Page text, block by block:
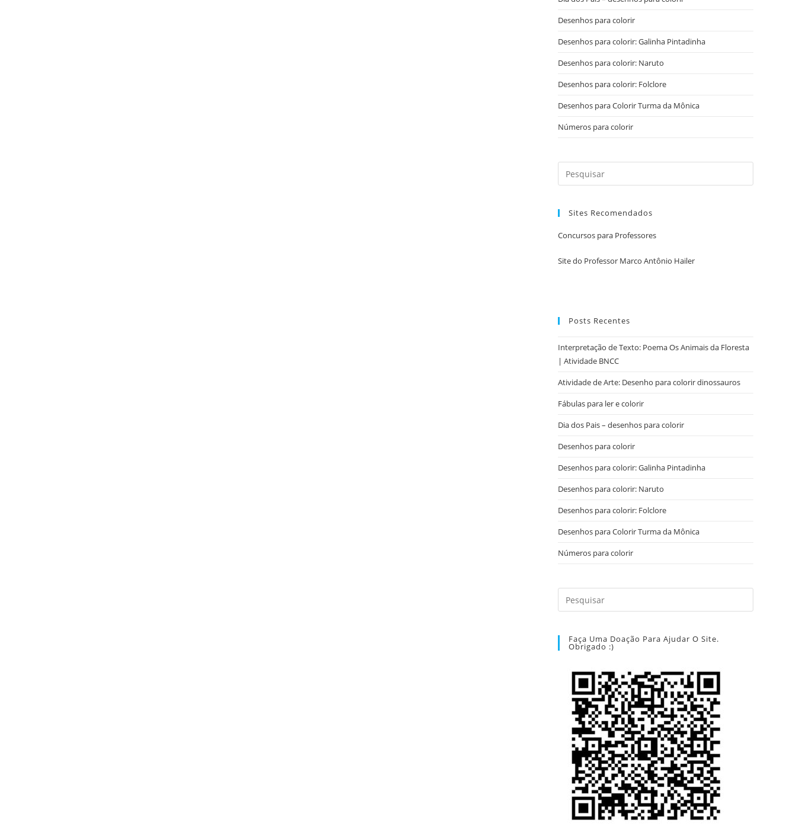
Desenhos para colorir
Desenhos para colorir: Galinha Pintadinha
Desenhos para colorir: Naruto
Desenhos para colorir: Folclore
Desenhos para Colorir Turma da Mônica
Números para colorir
Sites Recomendados
Concursos para Professores
Site do Professor Marco Antônio Hailer
Posts Recentes
Interpretação de Texto: Poema Os Animais da Floresta
| Atividade BNCC
Atividade de Arte: Desenho para colorir dinossauros
Fábulas para ler e colorir
Dia dos Pais – desenhos para colorir
Desenhos para colorir
Desenhos para colorir: Galinha Pintadinha
Desenhos para colorir: Naruto
Desenhos para colorir: Folclore
Desenhos para Colorir Turma da Mônica
Números para colorir
Faça Uma Doação Para Ajudar O Site.
Obrigado :)